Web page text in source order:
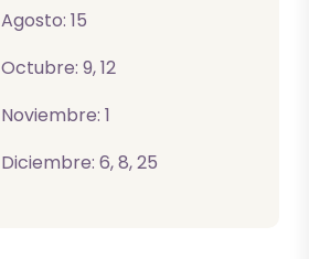
Agosto: 15
Octubre: 9, 12
Noviembre: 1
Diciembre: 6, 8, 25